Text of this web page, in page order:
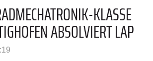
KLASSE
ABSOLVIERT LAP